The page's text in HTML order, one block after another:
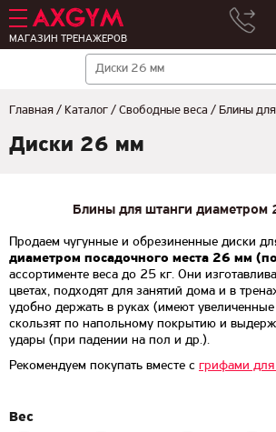
МАГАЗИН ТРЕНАЖЕРОВ
Главная / Каталог / Свободные веса / Блины
Диски 26 мм
Блины для штанги
Продаем чугунные и обрезиненные диски
диаметром посадочного места 26 мм
ассортименте веса до 25 кг. Они
цветах, подходят для занятий дома и в
удобно держать в руках (имеют
скользят по напольному покрытию и
удары (при падении на пол и др.).
Рекомендуем покупать вместе с грифами для
Вес